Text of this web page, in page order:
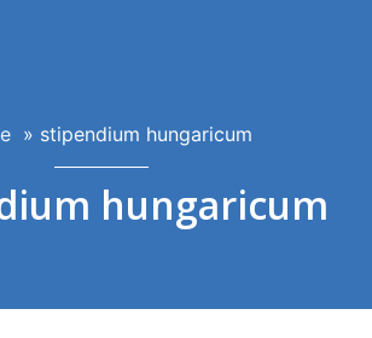
» stipendium hungaricum
hungaricum